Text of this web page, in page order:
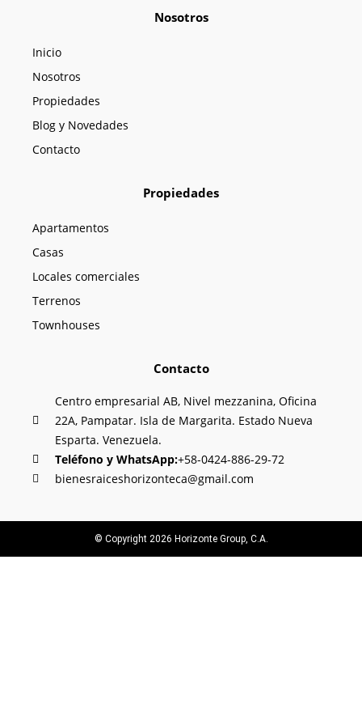
a
Nosotros
Inicio
Nosotros
Propiedades
Blog y Novedades
Contacto
Propiedades
Apartamentos
Casas
Locales comerciales
Terrenos
Townhouses
Contacto
Centro empresarial AB, Nivel mezzanina, Oficina
22A, Pampatar. Isla de Margarita. Estado Nueva
Esparta. Venezuela.
Teléfono y WhatsApp:+58-0424-886-29-72
bienesraiceshorizonteca@gmail.com
© Copyright 2026 Horizonte Group, C.A.